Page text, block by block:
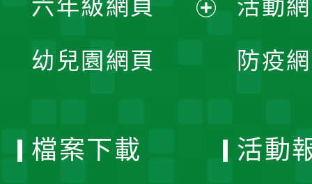
選
開
六年級網頁
幼兒園網頁
活動
防疫
檔案下載 活動